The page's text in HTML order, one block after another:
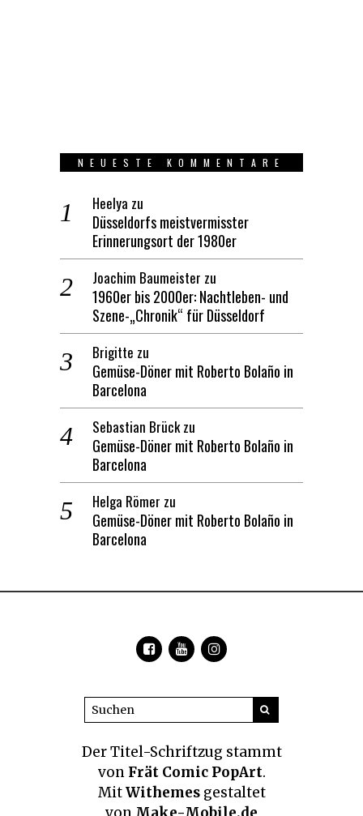
NEUESTE KOMMENTARE
Heelya zu
Düsseldorfs meistvermisster
Erinnerungsort der 1980er
Joachim Baumeister zu
1960er bis 2000er: Nachtleben- und
Szene-„Chronik“ für Düsseldorf
Brigitte zu
Gemüse-Döner mit Roberto Bolaño in
Barcelona
Sebastian Brückzu
Gemüse-Döner mit Roberto Bolaño in
Barcelona
Helga Römer zu
Gemüse-Döner mit Roberto Bolaño in
Barcelona
Der Titel-Schriftzug stammt
von Frät Comic PopArt.
MitWithemesgestaltet